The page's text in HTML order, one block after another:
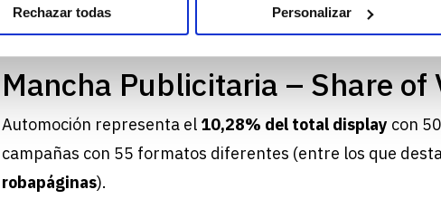
Rechazar todas Personalizar
Mancha Publicitaria – Share of
Automoción representa el 10,28% del total display con
campañas con 55 formatos diferentes (entre los que
robapáginas).